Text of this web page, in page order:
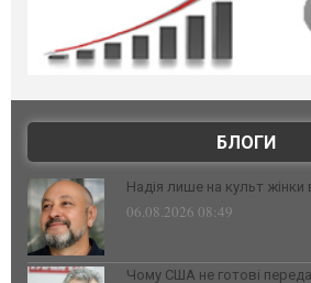
БЛОГИ
Надія лише на культ жінки
06.08.2026 08:49
Чому США не готові